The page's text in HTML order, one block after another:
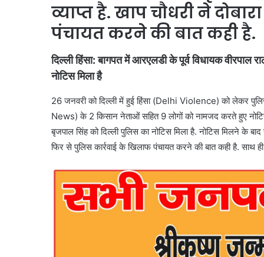
व्याप्त है. खाप चौधरी ने
पंचायत करने की बात कही है.
दिल्ली हिंसा: बागपत में आरएलडी के पूर्व विधायक वीरपाल
नोटिस मिला है
26 जनवरी को दिल्ली में हुई हिंसा (Delhi Violence) को लेकर
News) के 2 किसान नेताओं सहित 9 लोगों को नामजद करते हुए
बृजपाल सिंह को दिल्ली पुलिस का नोटिस मिला है. नोटिस मिलने के
फिर से पुलिस कार्रवाई के खिलाफ पंचायत करने की बात कही है. साथ ही